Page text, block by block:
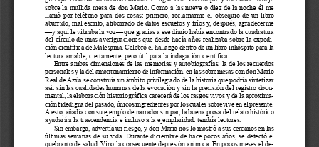
sobre  la  mullida  mesa  de  don  Mario.  Como  a  las  nueve  o  diez  de  la  noche  él  me
llamó  por  teléfono  para  dos  cosas:  primero,  reclamarme  el  obsequio  de  un  libro
aburrido, mal escrito, atiborrado de datos escuetos y fríos y, después, agradecerme
—y aquí le vibraba la voz— que gracias a ese diario había encontrado la cuadratura
del círculo de unas averiguaciones que desde hacía años realizaba sobre la expedi-
ción científica de Malespina. Celebró el hallazgo dentro de un libro inhóspito para la
lectura amable, ciertamente, pero útil para la indagación científica.
Entre ambas dimensiones de las memorias y autobiografías, la de los recuerdos
personales y la del amontonamiento de información, en las sobremesas con don Mario
Real de Azúa se construía un ámbito privilegiado de la historia que podría sintetizar
así: sin las cualidades humanas de la evocación y sin la precisión del registro docu-
mental, la elaboración historiográfica carecerá de los rasgos vivos y de la aproxima-
ción fidedigna del pasado, únicos ingredientes por los cuales sobrevive en el presente.
A esto, añadía con su ejemplo de narrador sin par, la buena prosa del relato histórico
ayudará a la trascendencia e incluso a la ejemplaridad: tendría lectores.
Sin embargo, advertía un riesgo, y don Mario nos lo mostró a sus cercanos en las
últimas  semanas  de  su  vida.  Durante  diciembre  de  hace  pocos  años,  se  detectó  el
quebranto de salud. Vino la consecuente depresión anímica. En pocos meses el de-